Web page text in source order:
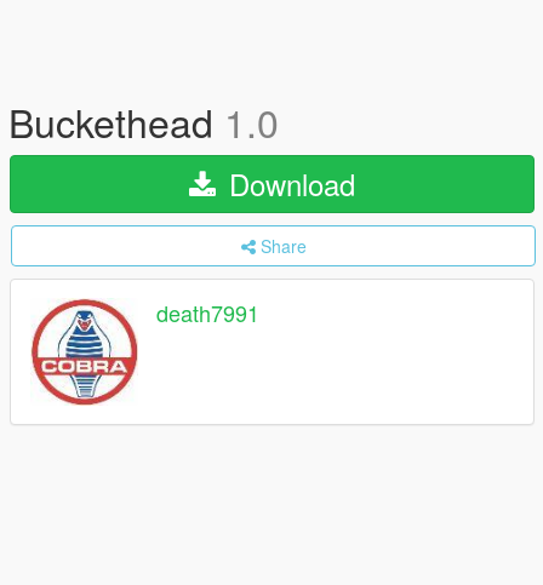
Buckethead 1.0
Download
Share
death7991